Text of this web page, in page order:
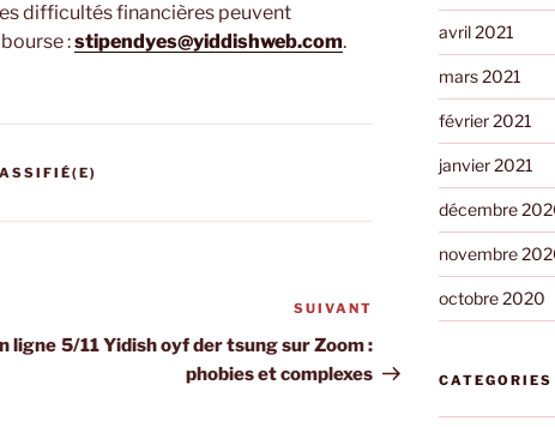
difficultés financières peuvent
:stipendyes@yiddishweb.com.
ligne
suivant
SUIVANT
5/11 Yidish oyf der tsung sur Zoom :
phobies et complexes
avril 2021
mars 2021
février 2021
janvier 2021
décembre
novembre
octobre 2020
CATEGORIES